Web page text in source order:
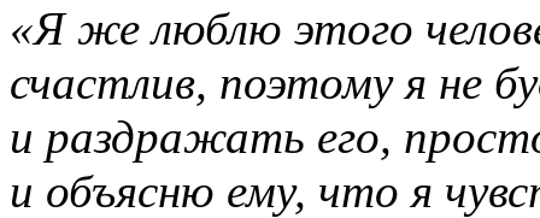
«Я же люблю этого
счастлив, поэтому я не
и раздражать его,
и объясню ему, что я